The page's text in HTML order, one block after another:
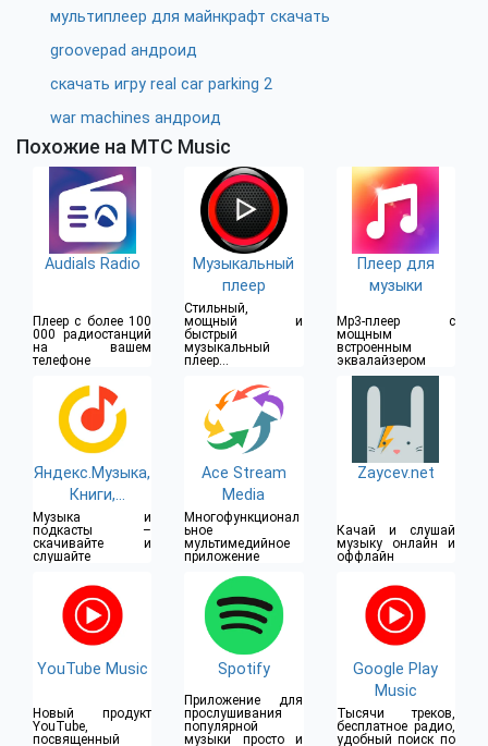
мультиплеер для майнкрафт скачать
groovepad андроид
скачать игру real car parking 2
war machines андроид
Похожие на МТС Music
Audials Radio
Плеер с более 100
000 радиостанций
на вашем
телефоне
Музыкальный
плеер
Стильный,
мощный и
быстрый
музыкальный
плеер с
дизайном
Плеер для
музыки
Mp3-плеер с
мощным
встроенным
эквалайзером
Яндекс.Музыка,
Книги,
Подкасты
Музыка и
подкасты –
скачивайте и
слушайте
Ace Stream
Media
Многофункционал
ьное
мультимедийное
приложение
Zaycev.net
Качай и слушай
музыку онлайн и
оффлайн
YouTube Music
Новый продукт
YouTube,
посвященный
Spotify
Приложение для
прослушивания
популярной
музыки просто и
Google Play
Music
Тысячи треков,
бесплатное радио,
удобный поиск по